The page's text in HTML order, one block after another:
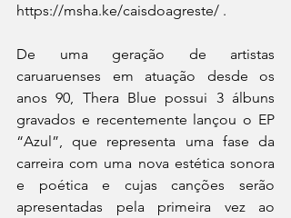
https://msha.ke/caisdoagreste/ .
De uma geração de artistas
caruaruenses em atuação desde os
anos 90, Thera Blue possui 3 álbuns
gravados e recentemente lançou o EP
“Azul”, que representa uma fase da
carreira com uma nova estética sonora
e poética e cujas canções serão
apresentadas pela primeira vez ao